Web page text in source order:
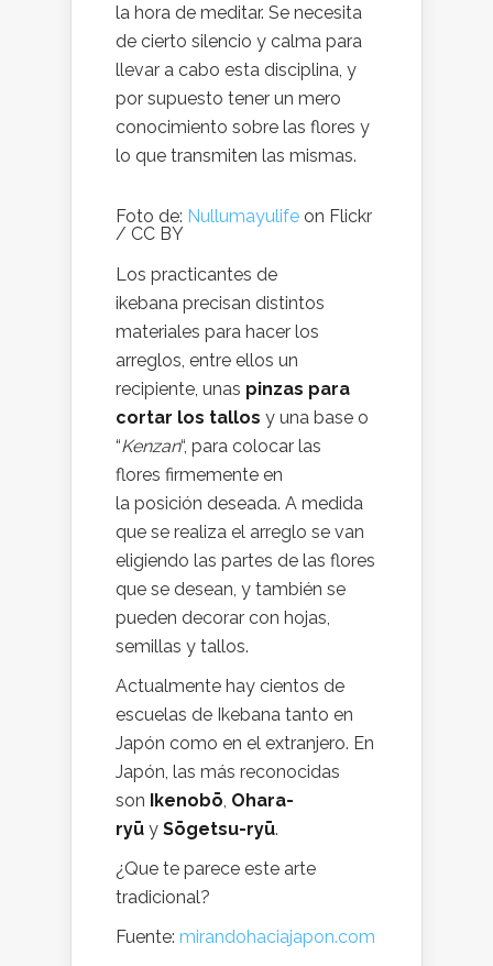
la hora de meditar. Se necesita
de cierto silencio y calma para
llevar a cabo esta disciplina, y
por supuesto tener un mero
conocimiento sobre las flores y
lo que transmiten las mismas.
Foto de: Nullumayulife on Flickr
/ CC BY
Los practicantes de
ikebana precisan distintos
materiales para hacer los
arreglos, entre ellos un
recipiente, unas pinzas para
cortar los tallos y una base o
“Kenzan“, para colocar las
flores firmemente en
la posición deseada. A medida
que se realiza el arreglo se van
eligiendo las partes de las flores
que se desean, y también se
pueden decorar con hojas,
semillas y tallos.
Actualmente hay cientos de
escuelas de Ikebana tanto en
Japón como en el extranjero. En
Japón, las más reconocidas
son Ikenobō, Ohara-
ryū y Sōgetsu-ryū.
¿Que te parece este arte
tradicional?
Fuente: mirandohaciajapon.com